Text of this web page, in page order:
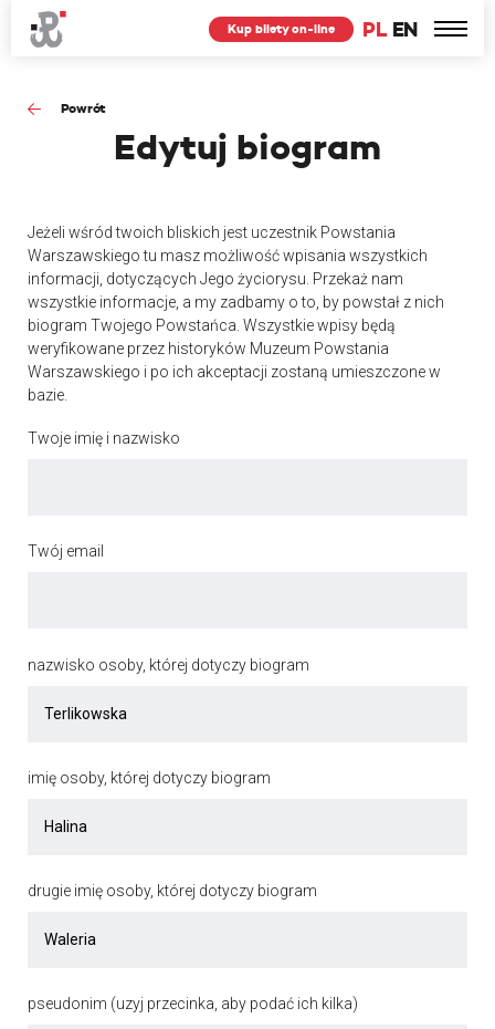
PL EN
Kup bilety on-line
Powrót
Edytuj biogram
Jeżeli wśród twoich bliskich jest uczestnik Powstania
Warszawskiego tu masz możliwość wpisania wszystkich
informacji, dotyczących Jego życiorysu. Przekaż nam
wszystkie informacje, a my zadbamy o to, by powstał z nich
biogram Twojego Powstańca. Wszystkie wpisy będą
weryfikowane przez historyków Muzeum Powstania
Warszawskiego i po ich akceptacji zostaną umieszczone w
bazie.
Twoje imię i nazwisko
Twój email
nazwisko osoby, której dotyczy biogram
imię osoby, której dotyczy biogram
drugie imię osoby, której dotyczy biogram
pseudonim (uzyj przecinka, aby podać ich kilka)